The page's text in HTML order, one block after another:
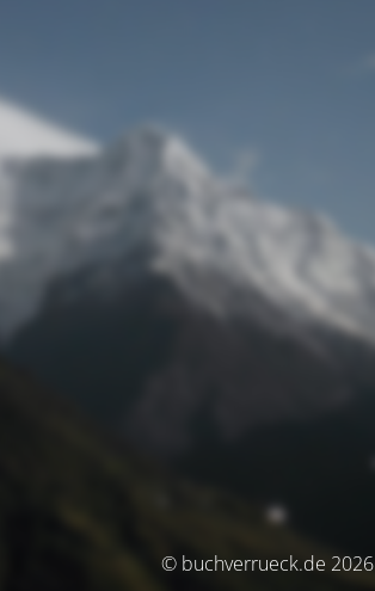
© buchverrueck.de 2026